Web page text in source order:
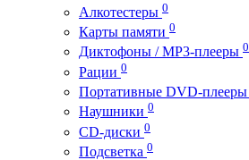
Алкотестеры 0
Карты памяти 0
Диктофоны / MP3-плееры 0
Рации 0
Портативные DVD-плееры
Наушники 0
CD-диски 0
Подсветка 0